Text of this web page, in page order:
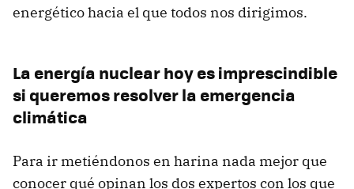
energético hacia el que todos nos dirigimos.
La energía nuclear hoy es imprescindible
si queremos resolver la emergencia
climática
Para ir metiéndonos en harina nada mejor que
conocer qué opinan los dos expertos con los que